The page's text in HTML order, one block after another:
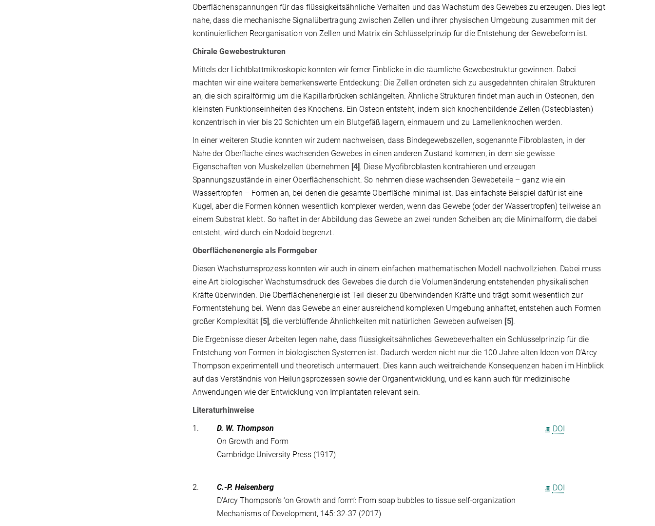
Oberflächenspannungen für das flüssigkeitsähnliche Verhalten und das Wachstum des Gewebes zu erzeugen. Dies legt
nahe, dass die mechanische Signalübertragung zwischen Zellen und ihrer physischen Umgebung zusammen mit der
kontinuierlichen Reorganisation von Zellen und Matrix ein Schlüsselprinzip für die Entstehung der Gewebeform ist.
Chirale Gewebestrukturen
Mittels der Lichtblattmikroskopie konnten wir ferner Einblicke in die räumliche Gewebestruktur gewinnen. Dabei
machten wir eine weitere bemerkenswerte Entdeckung: Die Zellen ordneten sich zu ausgedehnten chiralen Strukturen
an, die sich spiralförmig um die Kapillarbrücken schlängelten. Ähnliche Strukturen findet man auch in Osteonen, den
kleinsten Funktionseinheiten des Knochens. Ein Osteon entsteht, indem sich knochenbildende Zellen (Osteoblasten)
konzentrisch in vier bis 20 Schichten um ein Blutgefäß lagern, einmauern und zu Lamellenknochen werden.
In einer weiteren Studie konnten wir zudem nachweisen, dass Bindegewebszellen, sogenannte Fibroblasten, in der
Nähe der Oberfläche eines wachsenden Gewebes in einen anderen Zustand kommen, in dem sie gewisse
Eigenschaften von Muskelzellen übernehmen [4]. Diese Myofibroblasten kontrahieren und erzeugen
Spannungszustände in einer Oberflächenschicht. So nehmen diese wachsenden Gewebeteile – ganz wie ein
Wassertropfen – Formen an, bei denen die gesamte Oberfläche minimal ist. Das einfachste Beispiel dafür ist eine
Kugel, aber die Formen können wesentlich komplexer werden, wenn das Gewebe (oder der Wassertropfen) teilweise an
einem Substrat klebt. So haftet in der Abbildung das Gewebe an zwei runden Scheiben an; die Minimalform, die dabei
entsteht, wird durch ein Nodoid begrenzt.
Oberflächenenergie als Formgeber
Diesen Wachstumsprozess konnten wir auch in einem einfachen mathematischen Modell nachvollziehen. Dabei muss
eine Art biologischer Wachstumsdruck des Gewebes die durch die Volumenänderung entstehenden physikalischen
Kräfte überwinden. Die Oberflächenenergie ist Teil dieser zu überwindenden Kräfte und trägt somit wesentlich zur
Formentstehung bei. Wenn das Gewebe an einer ausreichend komplexen Umgebung anhaftet, entstehen auch Formen
großer Komplexität [5], die verblüffende Ähnlichkeiten mit natürlichen Geweben aufweisen [5].
Die Ergebnisse dieser Arbeiten legen nahe, dass flüssigkeitsähnliches Gewebeverhalten ein Schlüsselprinzip für die
Entstehung von Formen in biologischen Systemen ist. Dadurch werden nicht nur die 100 Jahre alten Ideen von D’Arcy
Thompson experimentell und theoretisch untermauert. Dies kann auch weitreichende Konsequenzen haben im Hinblick
auf das Verständnis von Heilungsprozessen sowie der Organentwicklung, und es kann auch für medizinische
Anwendungen wie der Entwicklung von Implantaten relevant sein.
Literaturhinweise
1.
D. W. Thompson
On Growth and Form
Cambridge University Press (1917)
DOI
2.
C.-P. Heisenberg
D'Arcy Thompson's ‘on Growth and form’: From soap bubbles to tissue self-organization
Mechanisms of Development, 145: 32-37 (2017)
DOI